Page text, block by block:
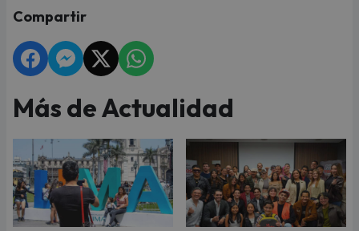
Compartir
Más de Actualidad